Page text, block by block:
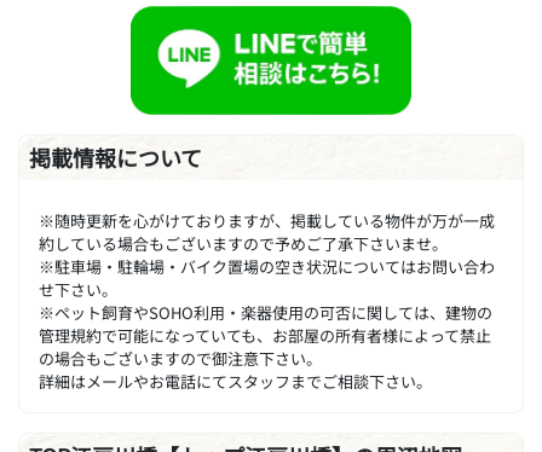
掲載情報について
※随時更新を心がけておりますが、掲載している物件が万が一成
約している場合もございますので予めご了承下さいませ。
※駐車場・駐輪場・バイク置場の空き状況についてはお問い合わ
せ下さい。
※ペット飼育やSOHO利用・楽器使用の可否に関しては、建物の
管理規約で可能になっていても、お部屋の所有者様によって禁止
の場合もございますので御注意下さい。
詳細はメールやお電話にてスタッフまでご相談下さい。